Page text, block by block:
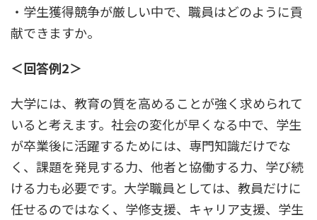
・学生獲得競争が厳しい中で、職員はどのように貢
献できますか。
＜回答例2＞
大学には、教育の質を高めることが強く求められて
いると考えます。社会の変化が早くなる中で、学生
が卒業後に活躍するためには、専門知識だけでな
く、課題を発見する力、他者と協働する力、学び続
ける力も必要です。大学職員としては、教員だけに
任せるのではなく、学修支援、キャリア支援、学生